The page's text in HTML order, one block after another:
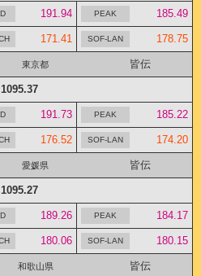
191.94 185.49
171.41 178.75
東京都 皆伝
1095.37
191.73 185.22
176.52 174.20
愛媛県 皆伝
1095.27
189.26 184.17
180.06 180.15
和歌山県 皆伝